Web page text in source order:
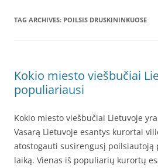
TAG ARCHIVES: POILSIS DRUSKININKUOSE
Kokio miesto viešbučiai
populiariausi
Kokio miesto viešbučiai Lietuvoje
Vasarą Lietuvoje esantys kurortai
atostogauti susirengusį poilsiautoją
laiką. Vienas iš populiarių kurortų